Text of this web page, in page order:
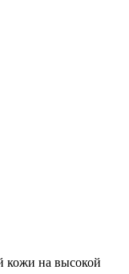
кожи на высокой